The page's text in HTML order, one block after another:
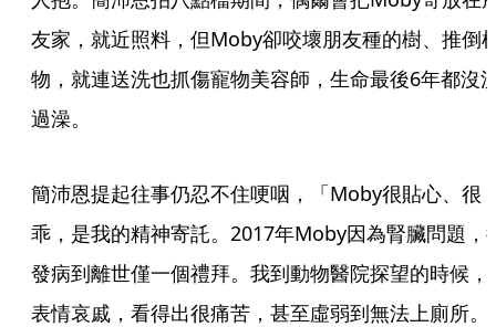
友家，就近照料，但Moby卻咬壞朋友種的樹、推倒
物，就連送洗也抓傷寵物美容師，生命最後6年都沒
過澡。
簡沛恩提起往事仍忍不住哽咽，「Moby很貼心、很
乖，是我的精神寄託。2017年Moby因為腎臟問題，
發病到離世僅一個禮拜。我到動物醫院探望的時候，
表情哀戚，看得出很痛苦，甚至虛弱到無法上廁所。